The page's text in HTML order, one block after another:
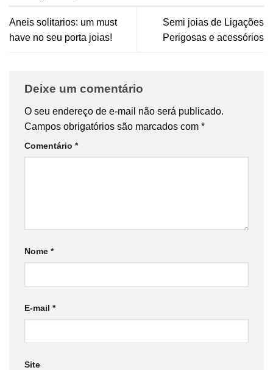
Aneis solitarios: um must
have no seu porta joias!
Semi joias de Ligações
Perigosas e acessórios
Deixe um comentário
O seu endereço de e-mail não será publicado.
Campos obrigatórios são marcados com *
Comentário *
Nome *
E-mail *
Site